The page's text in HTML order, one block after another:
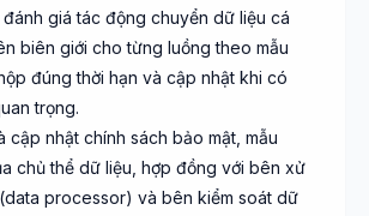
đánh giá tác động chuyển dữ liệu cá
biên giới cho từng luồng theo mẫu
đúng thời hạn và cập nhật khi có
trọng.
cập nhật chính sách bảo mật, mẫu
chủ thể dữ liệu, hợp đồng với bên xử
processor) và bên kiểm soát dữ